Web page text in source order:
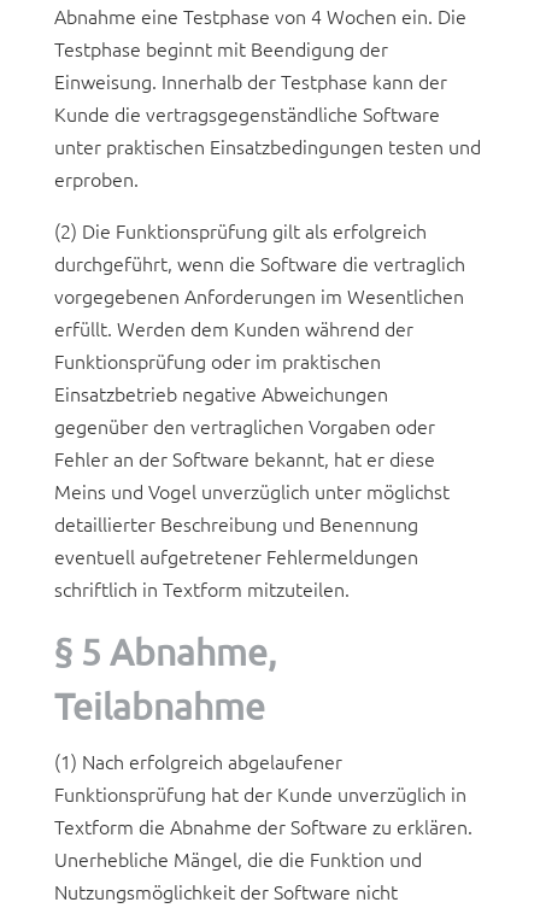
Abnahme eine Testphase von 4 Wochen ein. Die
Testphase beginnt mit Beendigung der
Einweisung. Innerhalb der Testphase kann der
Kunde die vertragsgegenständliche Software
unter praktischen Einsatzbedingungen testen und
erproben.
(2) Die Funktionsprüfung gilt als erfolgreich
durchgeführt, wenn die Software die vertraglich
vorgegebenen Anforderungen im Wesentlichen
erfüllt. Werden dem Kunden während der
Funktionsprüfung oder im praktischen
Einsatzbetrieb negative Abweichungen
gegenüber den vertraglichen Vorgaben oder
Fehler an der Software bekannt, hat er diese
Meins und Vogel unverzüglich unter möglichst
detaillierter Beschreibung und Benennung
eventuell aufgetretener Fehlermeldungen
schriftlich in Textform mitzuteilen.
§ 5 Abnahme,
Teilabnahme
(1) Nach erfolgreich abgelaufener
Funktionsprüfung hat der Kunde unverzüglich in
Textform die Abnahme der Software zu erklären.
Unerhebliche Mängel, die die Funktion und
Nutzungsmöglichkeit der Software nicht